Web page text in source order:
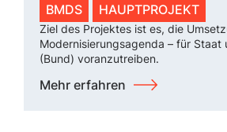
BMDS HAUPTPROJEKT
Ziel des Projektes ist es, die
Modernisierungsagenda – für Staat
(Bund) voranzutreiben.
Mehr erfahren